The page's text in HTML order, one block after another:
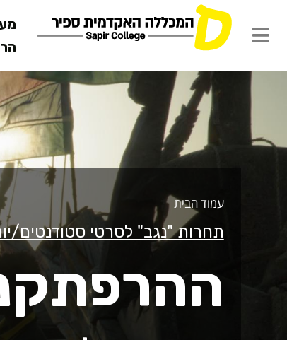
ההרפתקנים
עמוד הבית
תחרות "נגב" לסרטי סטודנטים/